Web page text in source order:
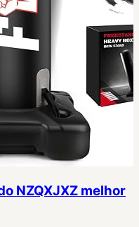
NZQXJXZ melhor